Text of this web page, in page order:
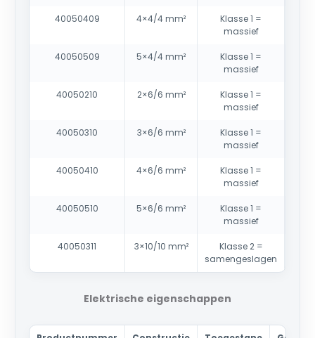
40050409 4×4/4 mm²
Klasse 1 =
massief
40050509 5×4/4 mm²
Klasse 1 =
massief
40050210 2×6/6 mm²
Klasse 1 =
massief
40050310 3×6/6 mm²
Klasse 1 =
massief
40050410 4×6/6 mm²
Klasse 1 =
massief
40050510 5×6/6 mm²
Klasse 1 =
massief
40050311 3×10/10 mm²
Klasse 2 =
samengeslagen
Elektrische eigenschappen